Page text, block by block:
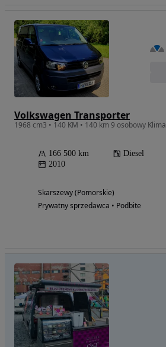
Volkswagen Transporter
1968 cm3 • 140 KM • 140 km 9 osobowy Klima
166 500 km Diesel
2010
Skarszewy (Pomorskie)
Prywatny sprzedawca • Podbite